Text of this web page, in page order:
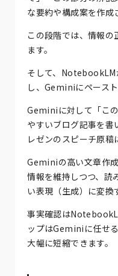
な要約や構成案を作成
この段階では、情報
ます。
そして、NotebookLM
し、Geminiにペースト
Geminiに対して「こ
やすいブログ記事を書
レゼンのスピーチ原稿
Geminiの高い文章作
情報を維持しつつ、読
い表現（生成）に変換
事実確認は
ップはGeminiに任せ
大幅に短縮できます。